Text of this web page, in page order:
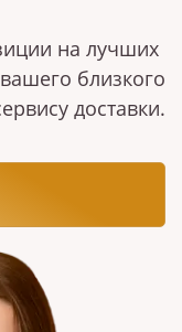
на лучших
близкого
доставки.